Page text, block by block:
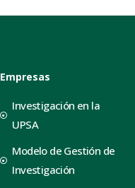
Empresas
Investigación en la
UPSA
Modelo de Gestión de
Investigación